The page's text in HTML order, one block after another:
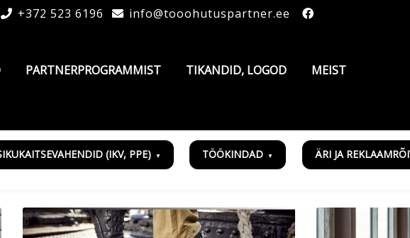
+372 523 6196 info@tooohutuspartner.ee
PARTNERPROGRAMMIST TIKANDID, LOGOD MEIST
(IKV, PPE) TÖÖKINDAD ÄRI JA